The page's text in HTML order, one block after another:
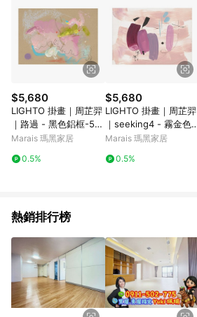
$5,680
LIGHTO 掛畫｜周芷羿
｜路過 - 黑色鋁框-50
x 70 cm
Marais 瑪黑家居
0.5%
$5,680
LIGHTO 掛畫｜周芷羿
｜seeking4 - 霧金色
鋁框-50 x 70 cm
Marais 瑪黑家居
0.5%
熱銷排行榜